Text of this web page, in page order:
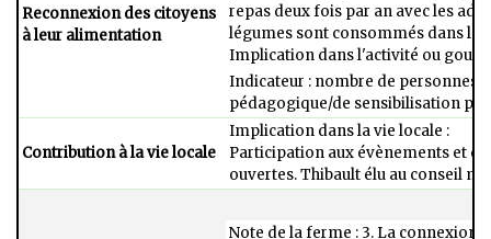
Reconnexion des citoyens
à leur alimentation
repas deux fois par an avec les
légumes sont consommés dans
Implication dans l'activité ou
Indicateur : nombre de personnes
pédagogique/de sensibilisation
Contribution à la vie locale
Implication dans la vie locale :​
Participation aux évènements et
ouvertes. Thibault élu au conseil
Note de la ferme : 3. La connexion